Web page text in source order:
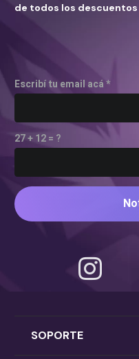
de todos los descuentos
Escribí tu email acá *
27 + 12 = ?
SOPORTE